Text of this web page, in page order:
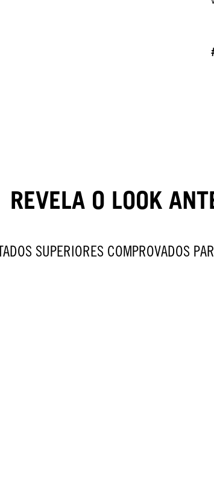
REVELA O LOOK
SUPERIORES COMPROVADOS